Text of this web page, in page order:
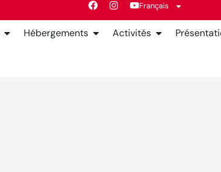
Français
Hébergements Activités